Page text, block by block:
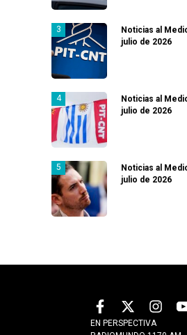
Noticias al
julio de 2026
Noticias al
julio de 2026
Noticias al
julio de 2026
EN PERSPECTIVA